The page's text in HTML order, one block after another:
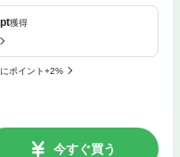
pt獲得
ポイント+2%
今すぐ買う